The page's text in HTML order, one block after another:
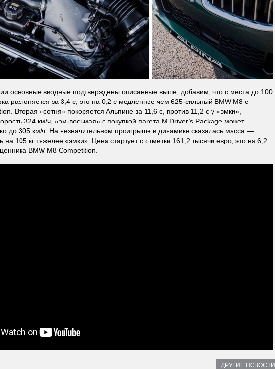
основные вводные подтверждены описанные выше, добавим, что с места до 100
разгоняется за 3,4 с, это на 0,2 с медленнее чем 625-сильный BMW M8 c
Вторая «сотня» покоряется Альпине за 11,6 с, против 11,2 с у «эмки»,
324 км/ч, «эм-восьмая» с покупкой пакета M Driver’s Package может
до 305 км/ч. На незначительном проигрыше в динамике сказалась масса —
на 105 кг тяжелее «эмки». Цена стартует с отметки 161,2 тысячи евро, это на 6,2
BMW M8 Competition.
ДРУГИЕ НОВОСТИ